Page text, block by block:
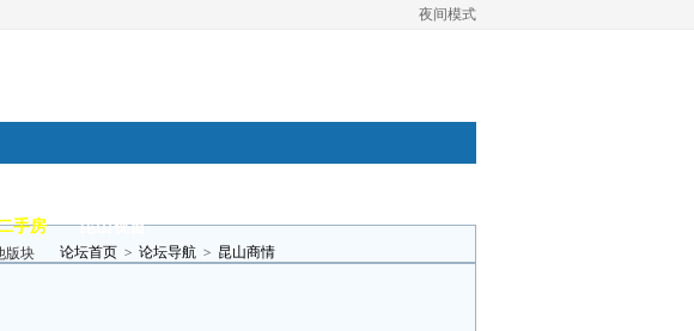
夜间模式
手房 昆山视窗
论坛首页 > 论坛导航 > 昆山商情